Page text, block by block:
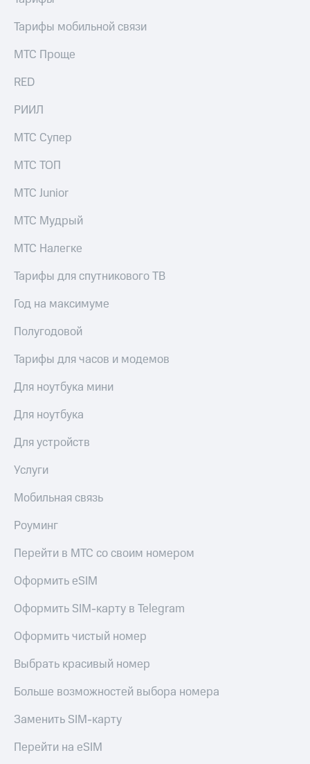
Тарифы мобильной связи
МТС Проще
RED
РИИЛ
МТС Супер
МТС ТОП
МТС Junior
МТС Мудрый
МТС Налегке
Тарифы для спутникового ТВ
Год на максимуме
Полугодовой
Тарифы для часов и модемов
Для ноутбука мини
Для ноутбука
Для устройств
Услуги
Мобильная связь
Роуминг
Перейти в МТС со своим номером
Оформить eSIM
Оформить SIM-карту в Telegram
Оформить чистый номер
Выбрать красивый номер
Больше возможностей выбора номера
Заменить SIM-карту
Перейти на eSIM